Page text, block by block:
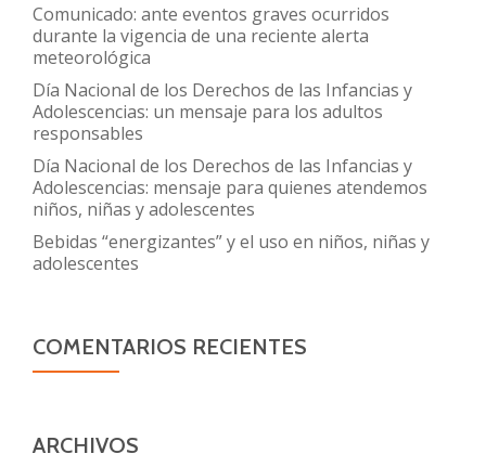
Comunicado: ante eventos graves ocurridos
durante la vigencia de una reciente alerta
meteorológica
Día Nacional de los Derechos de las Infancias y
Adolescencias: un mensaje para los adultos
responsables
Día Nacional de los Derechos de las Infancias y
Adolescencias: mensaje para quienes atendemos
niños, niñas y adolescentes
Bebidas “energizantes” y el uso en niños, niñas y
adolescentes
COMENTARIOS RECIENTES
ARCHIVOS